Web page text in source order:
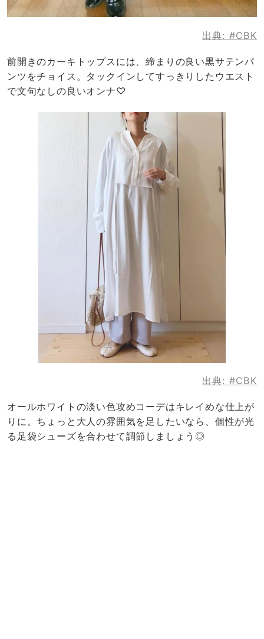
出典: #CBK
前開きのカーキトップスには、締まりの良い黒サテンパ
ンツをチョイス。タックインしてすっきりしたウエスト
で文句なしの良いオンナ♡
出典: #CBK
オールホワイトの淡い色攻めコーデはキレイめな仕上が
りに。ちょっと大人の雰囲気を足したいなら、個性が光
る足袋シューズを合わせて調節しましょう◎